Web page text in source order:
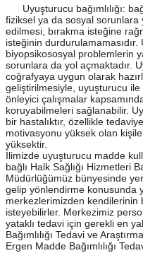
Uyuşturucu bağımlılığı:
fiziksel ya da sosyal sorunlara
edilmesi, bırakma isteğine
isteğinin
biyopsikososyal problemlerin
sorunlara da yol açmaktadır.
coğrafyaya uygun olarak
geliştirilmesiyle, uyuşturucu ile
önleyici çalışmalar
koruyabilmeleri sağlanabilir.
bir hastalıktır, özellikle
motivasyonu yüksek olan
yüksektir.
İlimizde uyuşturucu madde
bağlı Halk Sağlığı Hizmetleri
Müdürlüğümüz bünyesinde
gelip yönlendirme konusunda
merkezlerimizden
isteyebilirler. Merkezimiz
yataklı tedavi için gerekli en
Bağımlılığı Tedavi ve
Ergen Madde Bağımlılığı